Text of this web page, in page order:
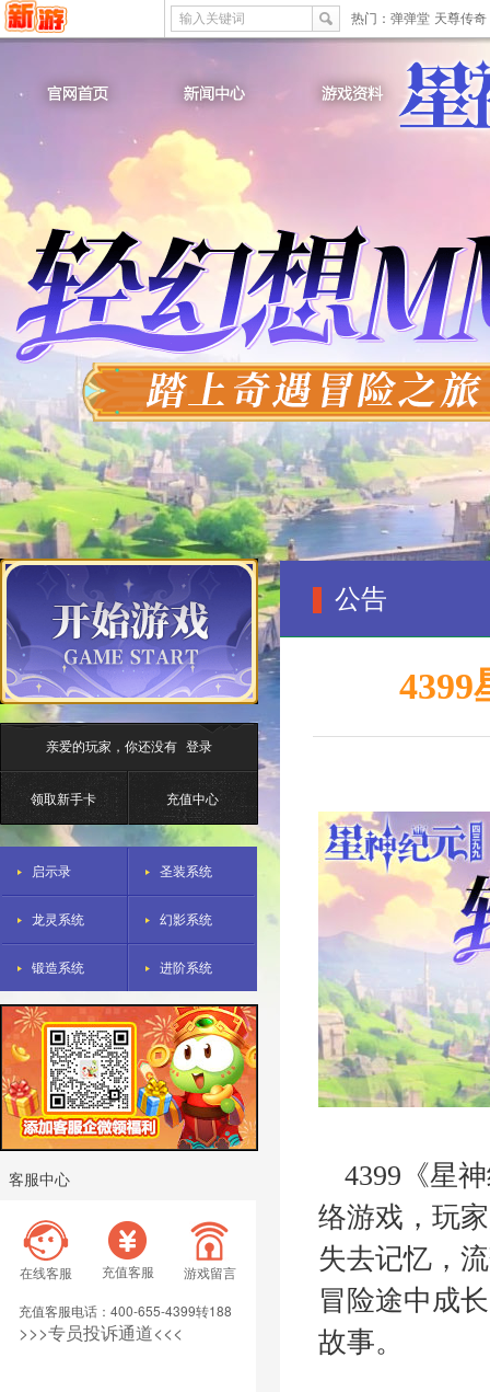
输入关键词 热门： 弹弹堂 天尊传奇
亲爱的玩家，你还没有 登录
领取新手卡 充值中心
启示录 圣装系统
龙灵系统 幻影系统
锻造系统 进阶系统
客服中心
在线客服 充值客服 游戏留言
充值客服电话：400-655-4399转188
>>>专员投诉通道<<<
公告
4399
4399《星
络游戏，玩
失去记忆，
冒险途中成
故事。